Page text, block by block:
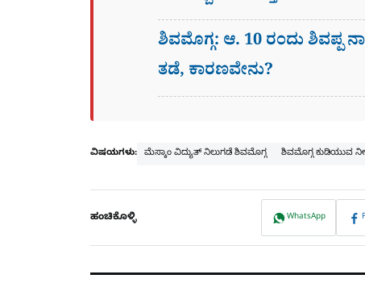
ಶಿವಮೊಗ್ಗ: ಆ. 10 ರಂದು ಶಿವಪ್ಪ
ತಡೆ, ಕಾರಣವೇನು?
ವಿಷಯಗಳು: ಮೆಸ್ಕಾಂ ವಿದ್ಯುತ್ ನಿಲುಗಡೆ ಶಿವಮೊಗ್ಗ ಶಿವಮೊಗ್ಗ ಕುಡಿಯುವ
ಹಂಚಿಕೊಳ್ಳಿ WhatsApp